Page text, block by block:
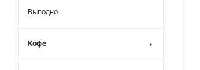
Выгодно
Кофе